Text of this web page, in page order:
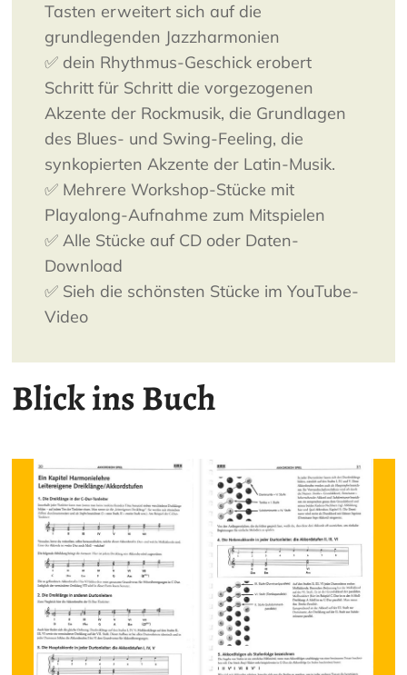
Tasten erweitert sich auf die
grundlegenden Jazzharmonien
✅ dein Rhythmus-Geschick erobert
Schritt für Schritt die vorgezogenen
Akzente der Rockmusik, die Grundlagen
des Blues- und Swing-Feeling, die
synkopierten Akzente der Latin-Musik.
✅ Mehrere Workshop-Stücke mit
Playalong-Aufnahme zum Mitspielen
✅ Alle Stücke auf CD oder Daten-
Download
✅ Sieh die schönsten Stücke im YouTube-
Video
Blick ins Buch